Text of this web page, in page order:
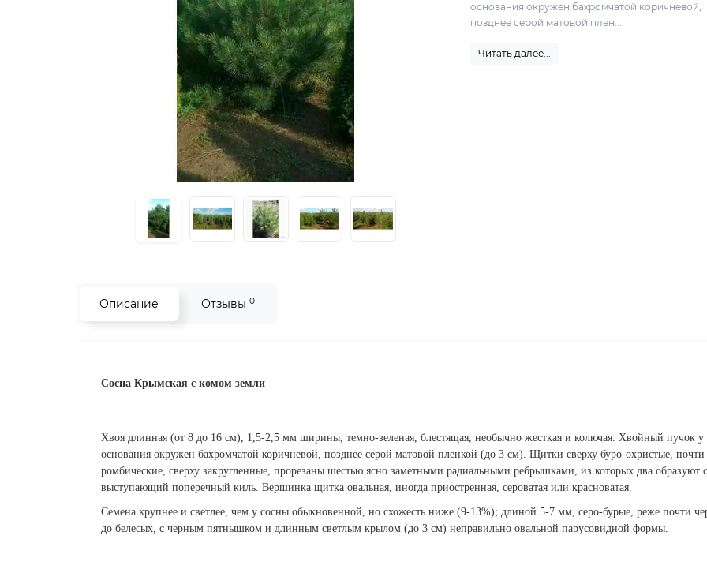
основания окружен бахромчатой коричневой,
позднее серой матовой плен...
Читать далее...
Описание Отзывы 0
Сосна Крымская с комом земли
Хвоя длинная (от 8 до 16 см), 1,5-2,5 мм ширины, темно-зеленая, блестящая, необычно жесткая и колючая. Хвойный пучок у
основания окружен бахромчатой коричневой, позднее серой матовой пленкой (до 3 см). Щитки сверху буро-охристые, почти
ромбические, сверху закругленные, прорезаны шестью ясно заметными радиальными ребрышками, из которых два образуют
выступающий поперечный киль. Вершинка щитка овальная, иногда приостренная, сероватая или красноватая.
Семена крупнее и светлее, чем у сосны обыкновенной, но схожесть ниже (9-13%); длиной 5-7 мм, серо-бурые, реже почти
до белесых, с черным пятнышком и длинным светлым крылом (до 3 см) неправильно овальной парусовидной формы.